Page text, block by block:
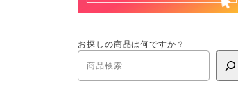
お探しの商品は何ですか？